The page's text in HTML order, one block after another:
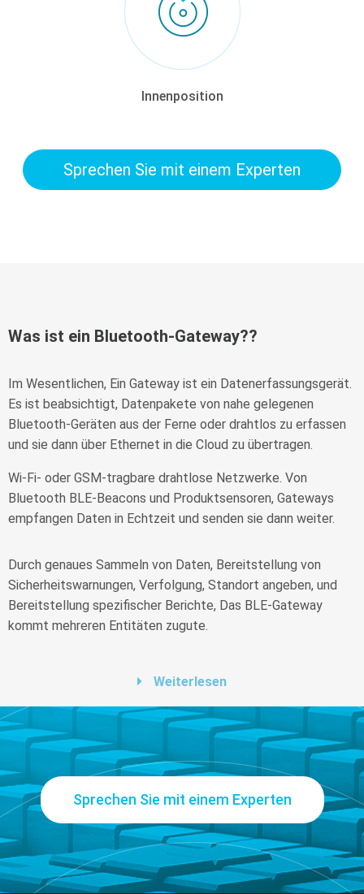
Innenposition
Sprechen Sie mit einem Experten
Was ist ein Bluetooth-Gateway??
Im Wesentlichen, Ein Gateway ist ein Datenerfassungsgerät.
Es ist beabsichtigt, Datenpakete von nahe gelegenen
Bluetooth-Geräten aus der Ferne oder drahtlos zu erfassen
und sie dann über Ethernet in die Cloud zu übertragen.
Wi-Fi- oder GSM-tragbare drahtlose Netzwerke. Von
Bluetooth BLE-Beacons und Produktsensoren, Gateways
empfangen Daten in Echtzeit und senden sie dann weiter.
Durch genaues Sammeln von Daten, Bereitstellung von
Sicherheitswarnungen, Verfolgung, Standort angeben, und
Bereitstellung spezifischer Berichte, Das BLE-Gateway
kommt mehreren Entitäten zugute.
Weiterlesen
Sprechen Sie mit einem Experten